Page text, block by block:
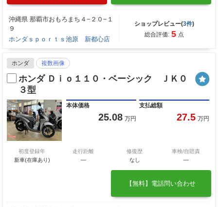
沖縄県 那覇市おもろまち４−２０−１
９
ホンダｓｐｏｒｔｓ池原 新都心店
ショップレビュー(3件)
総合評価: 5 点
ホンダ 複数画像
ホンダ Ｄｉｏ１１０・ベーシック ＪＫ０
３型
本体価格
25.08 万円
支払総額
27.5 万円
初度登録年
新車(在庫あり)
走行距離
―
修復歴
なし
車検/自賠責
―
【無料】電話問い合わせ